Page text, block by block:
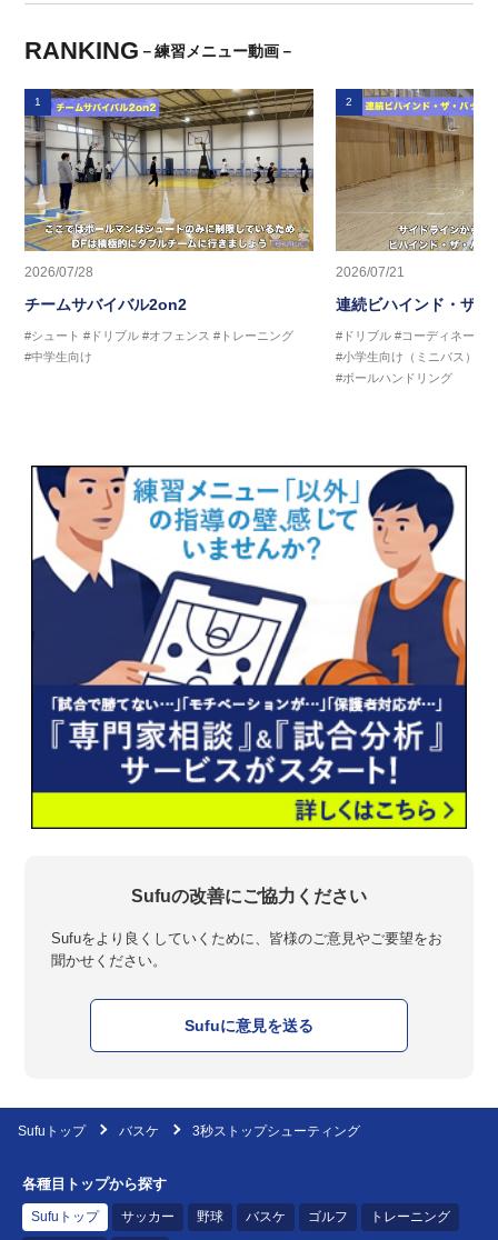
RANKING －練習メニュー動画－
1
2026/07/28
チームサバイバル2on2
#シュート #ドリブル #オフェンス #トレーニング
#中学生向け
2
2026/07/21
連続ビハインド・ザ・
#ドリブル #コーディネーシ
#小学生向け（ミニバス）
#ボールハンドリング
Sufuの改善にご協力ください
Sufuをより良くしていくために、皆様のご意見やご要望をお
聞かせください。
Sufuに意見を送る
Sufuトップ バスケ 3秒ストップシューティング
各種目トップから探す
Sufuトップ サッカー 野球 バスケ ゴルフ トレーニング